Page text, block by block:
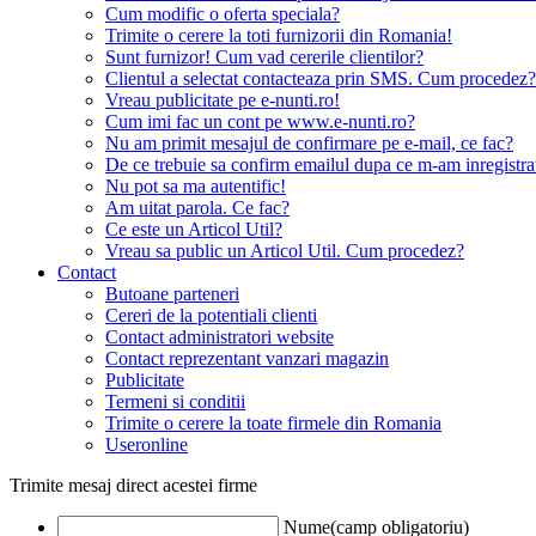
Cum modific o oferta speciala?
Trimite o cerere la toti furnizorii din Romania!
Sunt furnizor! Cum vad cererile clientilor?
Clientul a selectat contacteaza prin SMS. Cum procedez?
Vreau publicitate pe e-nunti.ro!
Cum imi fac un cont pe www.e-nunti.ro?
Nu am primit mesajul de confirmare pe e-mail, ce fac?
De ce trebuie sa confirm emailul dupa ce m-am
Nu pot sa ma autentific!
Am uitat parola. Ce fac?
Ce este un Articol Util?
Vreau sa public un Articol Util. Cum procedez?
Contact
Butoane parteneri
Cereri de la potentiali clienti
Contact administratori website
Contact reprezentant vanzari magazin
Publicitate
Termeni si conditii
Trimite o cerere la toate firmele din Romania
Useronline
Trimite mesaj direct acestei firme
Nume(camp obligatoriu)